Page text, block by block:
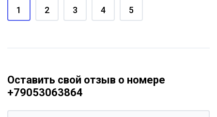
1 2 3 4 5
Оставить свой отзыв о номере
+79053063864